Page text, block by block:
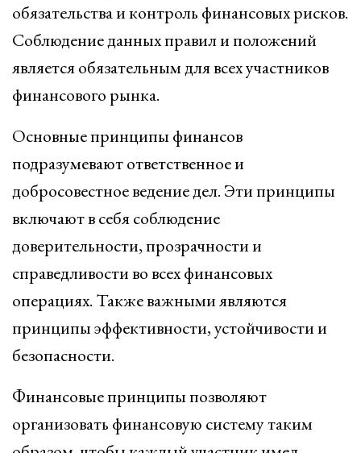
обязательства и контроль финансовых рисков.
Соблюдение данных правил и положений
является обязательным для всех участников
финансового рынка.
Основные принципы финансов
подразумевают ответственное и
добросовестное ведение дел. Эти принципы
включают в себя соблюдение
доверительности, прозрачности и
справедливости во всех финансовых
операциях. Также важными являются
принципы эффективности, устойчивости и
безопасности.
Финансовые принципы позволяют
организовать финансовую систему таким